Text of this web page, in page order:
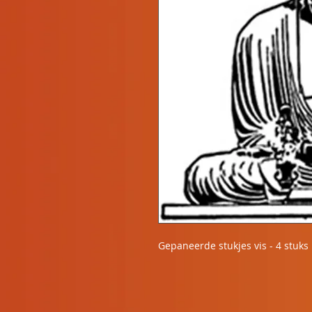
Gepaneerde stukjes vis - 4 stuks